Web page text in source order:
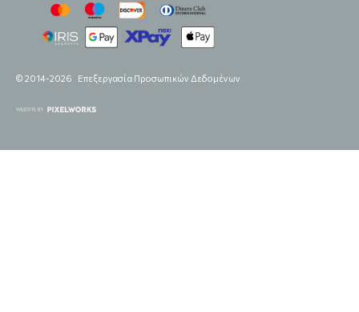
© 2014-2026 Επεξεργασία Προσωπικών Δεδομένων